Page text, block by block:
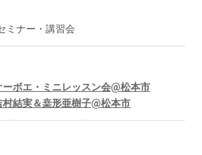
ミナー・講習会
ボエ・ミニレッスン会@松本市
結実＆桒形亜樹子@松本市